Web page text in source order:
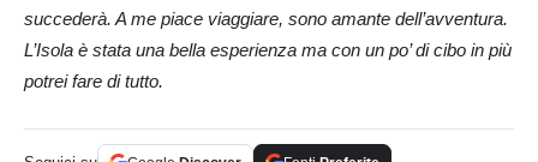
succederà. A me piace viaggiare, sono amante dell’avventura.
L’Isola è stata una bella esperienza ma con un po’ di cibo in più
potrei fare di tutto.